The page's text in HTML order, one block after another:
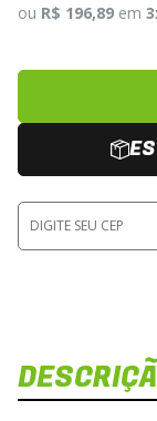
ou R$ 196,89 em